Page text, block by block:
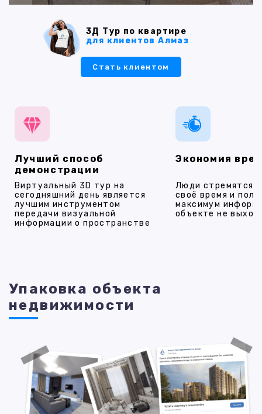
3Д Тур по квартире
для клиентов Алмаз
Стать клиентом
Лучший способ
демонстрации
Виртуальный 3D тур на
сегодняшний день является
лучшим инструментом
передачи визуальной
информации о пространстве
Экономия
Люди стремятся
своё время и
максимум
объекте не
Упаковка объекта
недвижимости